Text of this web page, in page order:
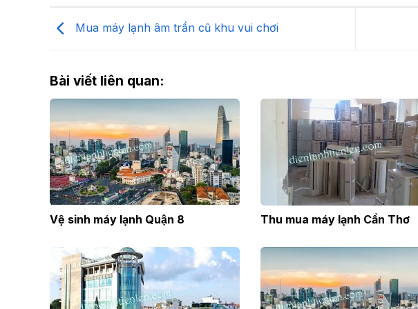
Mua máy lạnh âm trần cũ khu vui chơi
Bài viết liên quan:
Vệ sinh máy lạnh Quận 8 Thu mua máy lạnh Cần Thơ